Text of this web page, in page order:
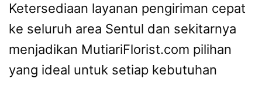
Ketersediaan layanan pengiriman cepat
ke seluruh area Sentul dan sekitarnya
menjadikan MutiariFlorist.com pilihan
yang ideal untuk setiap kebutuhan